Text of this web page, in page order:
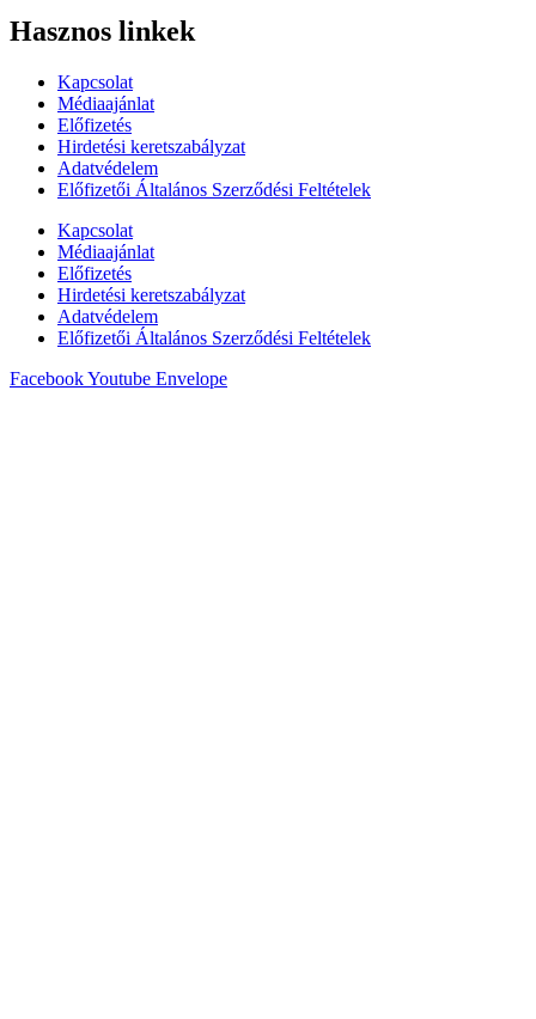
Hasznos linkek
Kapcsolat
Médiaajánlat
Előfizetés
Hirdetési keretszabályzat
Adatvédelem
Előfizetői Általános Szerződési Feltételek
Kapcsolat
Médiaajánlat
Előfizetés
Hirdetési keretszabályzat
Adatvédelem
Előfizetői Általános Szerződési Feltételek
FacebookYoutube Envelope